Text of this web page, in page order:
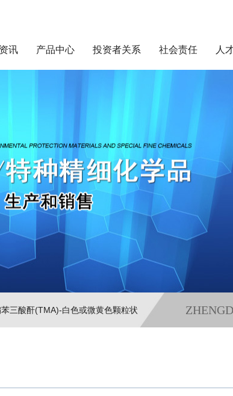
讯 产品中心 投资者关系 社会责任 人
三酸酐(TMA)-白色或微黄色颗粒状